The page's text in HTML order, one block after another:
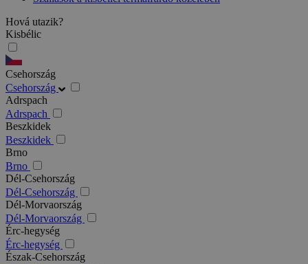
Hová utazik?
Kisbélic
Csehország
Csehország
Adrspach
Adrspach
Beszkidek
Beszkidek
Brno
Brno
Dél-Csehország
Dél-Csehország
Dél-Morvaország
Dél-Morvaország
Érc-hegység
Érc-hegység
Észak-Csehország